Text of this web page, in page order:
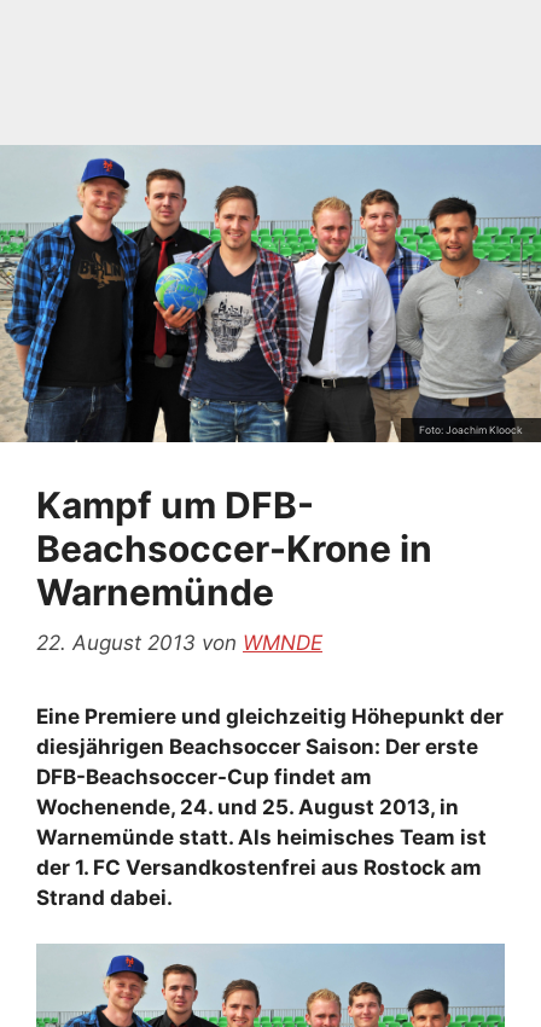
Foto: Joachim Kloock
Kampf um DFB-
Beachsoccer-Krone in
Warnemünde
22. August 2013 von WMNDE
Eine Premiere und gleichzeitig Höhepunkt der
diesjährigen Beachsoccer Saison: Der erste
DFB-Beachsoccer-Cup findet am
Wochenende, 24. und 25. August 2013, in
Warnemünde statt. Als heimisches Team ist
der 1. FC Versandkostenfrei aus Rostock am
Strand dabei.